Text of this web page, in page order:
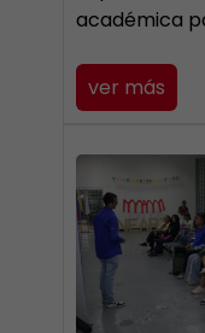
académica
ver más